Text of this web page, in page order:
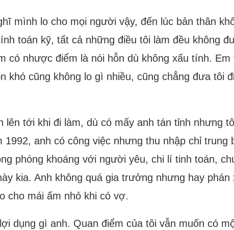
mình lo cho mọi người vậy, đến lúc bản thân
toán kỹ, tất cả những điều tôi làm đều không
có nhược điểm là nói hỗn dù không xấu tính.
khó cũng không lo gì nhiều, cũng chẳng đưa tôi
tới khi đi làm, dù có mấy anh tán tỉnh nhưng
1992, anh có công việc nhưng thu nhập chỉ
phóng khoáng với người yêu, chi lí tinh toán,
kia. Anh không quá gia trưởng nhưng hay
cho mái ấm nhỏ khi có vợ.
dụng gì anh. Quan điểm của tôi vẫn muốn có